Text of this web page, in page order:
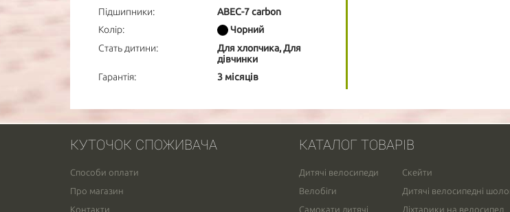
Підшипники:
ABEC-7 carbon
Колір:
Чорний
Стать дитини:
Для хлопчика, Для
дівчинки
Гарантія:
3 місяців
КУТОЧОК СПОЖИВАЧА
Способи оплати
Про магазин
Контакти
КАТАЛОГ ТОВАРІВ
Дитячі велосипеди
Велобіги
Самокати дитячі
Скейти
Дитячі велосипедні
Ліхтарики на велосипед